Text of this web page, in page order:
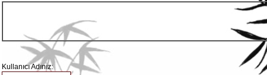
Kullanıcı Adınız: